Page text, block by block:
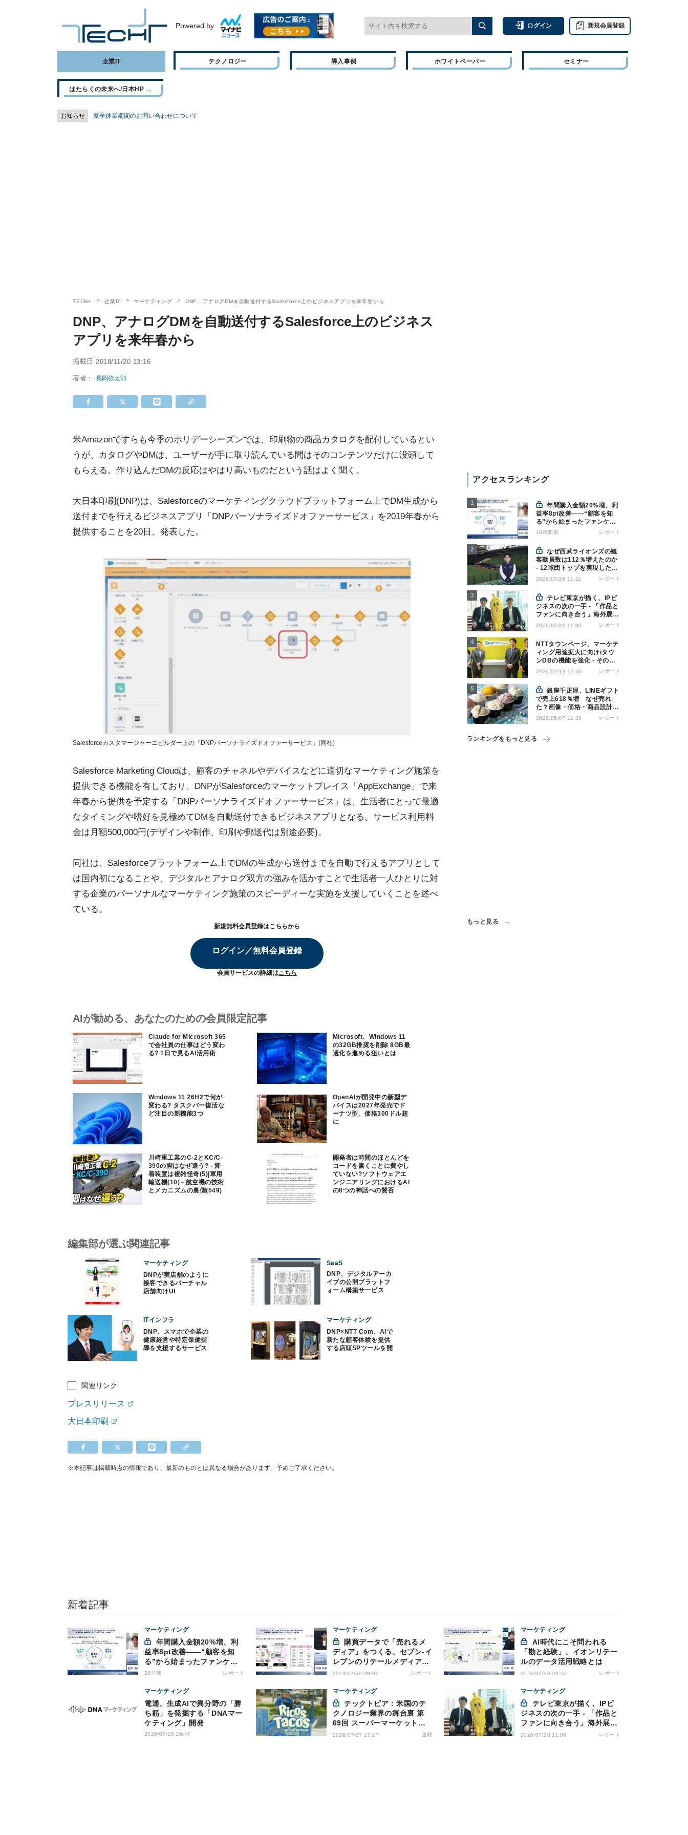
Powered by ログイン 新規会員登録
企業IT テクノロジー 導入事例 ホワイトペーパー セミナー
はたらくの未来へ/日本HP
お知らせ 夏季休業期間のお問い合わせについて
TECH+ 企業IT マーケティング DNP、アナログDMを自動送付するSalesforce上のビジネスアプリを来年春から
DNP、アナログDMを自動送付するSalesforce上のビジネス
アプリを来年春から
掲載日 2018/11/20 13:16
著者：長岡弥太郎
米Amazonですらも今季のホリデーシーズンでは、印刷物の商品カタログを配付しているとい
うが、カタログやDMは、ユーザーが手に取り読んでいる間はそのコンテンツだけに没頭して
もらえる。作り込んだDMの反応はやはり高いものだという話はよく聞く。
大日本印刷(DNP)は、Salesforceのマーケティングクラウドプラットフォーム上でDM生成から
送付までを行えるビジネスアプリ「DNPパーソナライズドオファーサービス」を2019年春から
提供することを20日、発表した。
Salesforceカスタマージャーニビルダー上の「DNPパーソナライズドオファーサービス」(同社)
Salesforce Marketing Cloudは、顧客のチャネルやデバイスなどに適切なマーケティング施策を
提供できる機能を有しており、DNPがSalesforceのマーケットプレイス「AppExchange」で来
年春から提供を予定する「DNPパーソナライズドオファーサービス」は、生活者にとって最適
なタイミングや嗜好を見極めてDMを自動送付できるビジネスアプリとなる。サービス利用料
金は月額500,000円(デザインや制作、印刷や郵送代は別途必要)。
同社は、Salesforceプラットフォーム上でDMの生成から送付までを自動で行えるアプリとして
は国内初になることや、デジタルとアナログ双方の強みを活かすことで生活者一人ひとりに対
する企業のパーソナルなマーケティング施策のスピーディーな実施を支援していくことを述べ
ている。
新規無料会員登録はこちらから
ログイン／無料会員登録
会員サービスの詳細はこちら
AIが勧める、あなたのための会員限定記事
Claude for Microsoft 365
で会社員の仕事はどう変わ
る? 1日で見るAI活用術
Microsoft、Windows 11
の32GB推奨を削除 8GB最
適化を進める狙いとは
Windows 11 26H2で何が
変わる? タスクバー復活な
ど注目の新機能3つ
OpenAIが開発中の新型デ
バイスは2027年発売でド
ーナツ型、価格300ドル超
に
川崎重工業のC-2とKC/C-
390の脚はなぜ違う? - 降
着装置は複雑怪奇(5)|軍用
輸送機(10) - 航空機の技術
とメカニズムの裏側(549)
開発者は時間のほとんどを
コードを書くことに費やし
ていない?ソフトウェアエ
ンジニアリングにおけるAI
の8つの神話への賛否
アクセスランキング
年間購入金額20%増、利
益率8pt改善——“顧客を知
る”から始まったファンケル
の通販変革と、次に見据える
18時間前 レポート
なぜ西武ライオンズの観
客動員数は112％増えたのか
- 12球団トップを実現した戦
略の全貌
2026/03/26 11:11 レポート
テレビ東京が描く、IPビ
ジネスの次の一手 - 「作品と
ファンに向き合う」海外展開
とは
2026/07/20 11:00 レポート
NTTタウンページ、マーケテ
ィング用途拡大に向けiタウ
ンDBの機能を強化 - その狙
いとは
2026/02/13 12:00 レポート
銀座千疋屋、LINEギフト
で売上618％増 なぜ売れ
た？画像・価格・商品設計を
解説
2026/05/07 11:36 レポート
ランキングをもっと見る
もっと見る
編集部が選ぶ関連記事
マーケティング
DNPが実店舗のように
接客できるバーチャル
店舗向けUI
SaaS
DNP、デジタルアーカ
イブの公開プラットフ
ォーム構築サービス
ITインフラ
DNP、スマホで企業の
健康経営や特定保健指
導を支援するサービス
マーケティング
DNP×NTT Com、AIで
新たな顧客体験を提供
する店頭SPツールを開
関連リンク
プレスリリース
大日本印刷
※本記事は掲載時点の情報であり、最新のものとは異なる場合があります。予めご了承ください。
新着記事
マーケティング
益率8pt改善——“顧客を知
る”から始まったファンケル
の通販変革と、次に見据える
20分前 レポート
マーケティング
購買データで「売れるメ
ディア」をつくる、セブン-イ
レブンのリテールメディア戦
略
2026/07/30 09:00 レポート
マーケティング
「勘と経験」、イオンリテー
ルのデータ活用戦略とは
2026/07/30 09:00 レポート
マーケティング
電通、生成AIで異分野の「勝
ち筋」を発掘する「DNAマー
ケティング」開発
2026/07/28 16:47
マーケティング
クノロジー業界の舞台裏 第
69回 スーパーマーケットが
ドラマを制作・配信 - 物語で
2026/07/27 17:17 連載
マーケティング
ジネスの次の一手 - 「作品と
ファンに向き合う」海外展開
とは
2026/07/20 11:00 レポート